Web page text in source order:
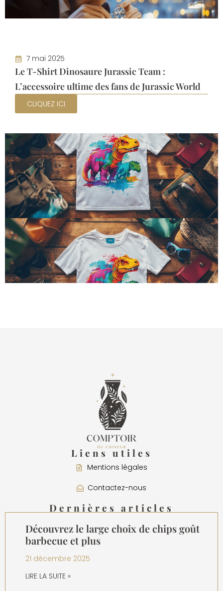
7 mai 2025
Le T-Shirt Dinosaure Jurassic Team :
L’accessoire ultime des fans de Jurassic World
CLIQUEZ ICI
Liens utiles
Mentions légales
Contactez-nous
Dernières articles
Découvrez le large choix de chips goût
barbecue et plus
21 décembre 2025
LIRE LA SUITE »